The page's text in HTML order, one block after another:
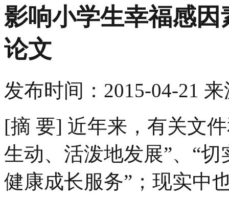
影响小学生幸福感
论文
发布时间： 2015-04-21 来
[摘 要] 近年来，有关文
生动、活泼地发展”、“
健康成长服务”；现实中